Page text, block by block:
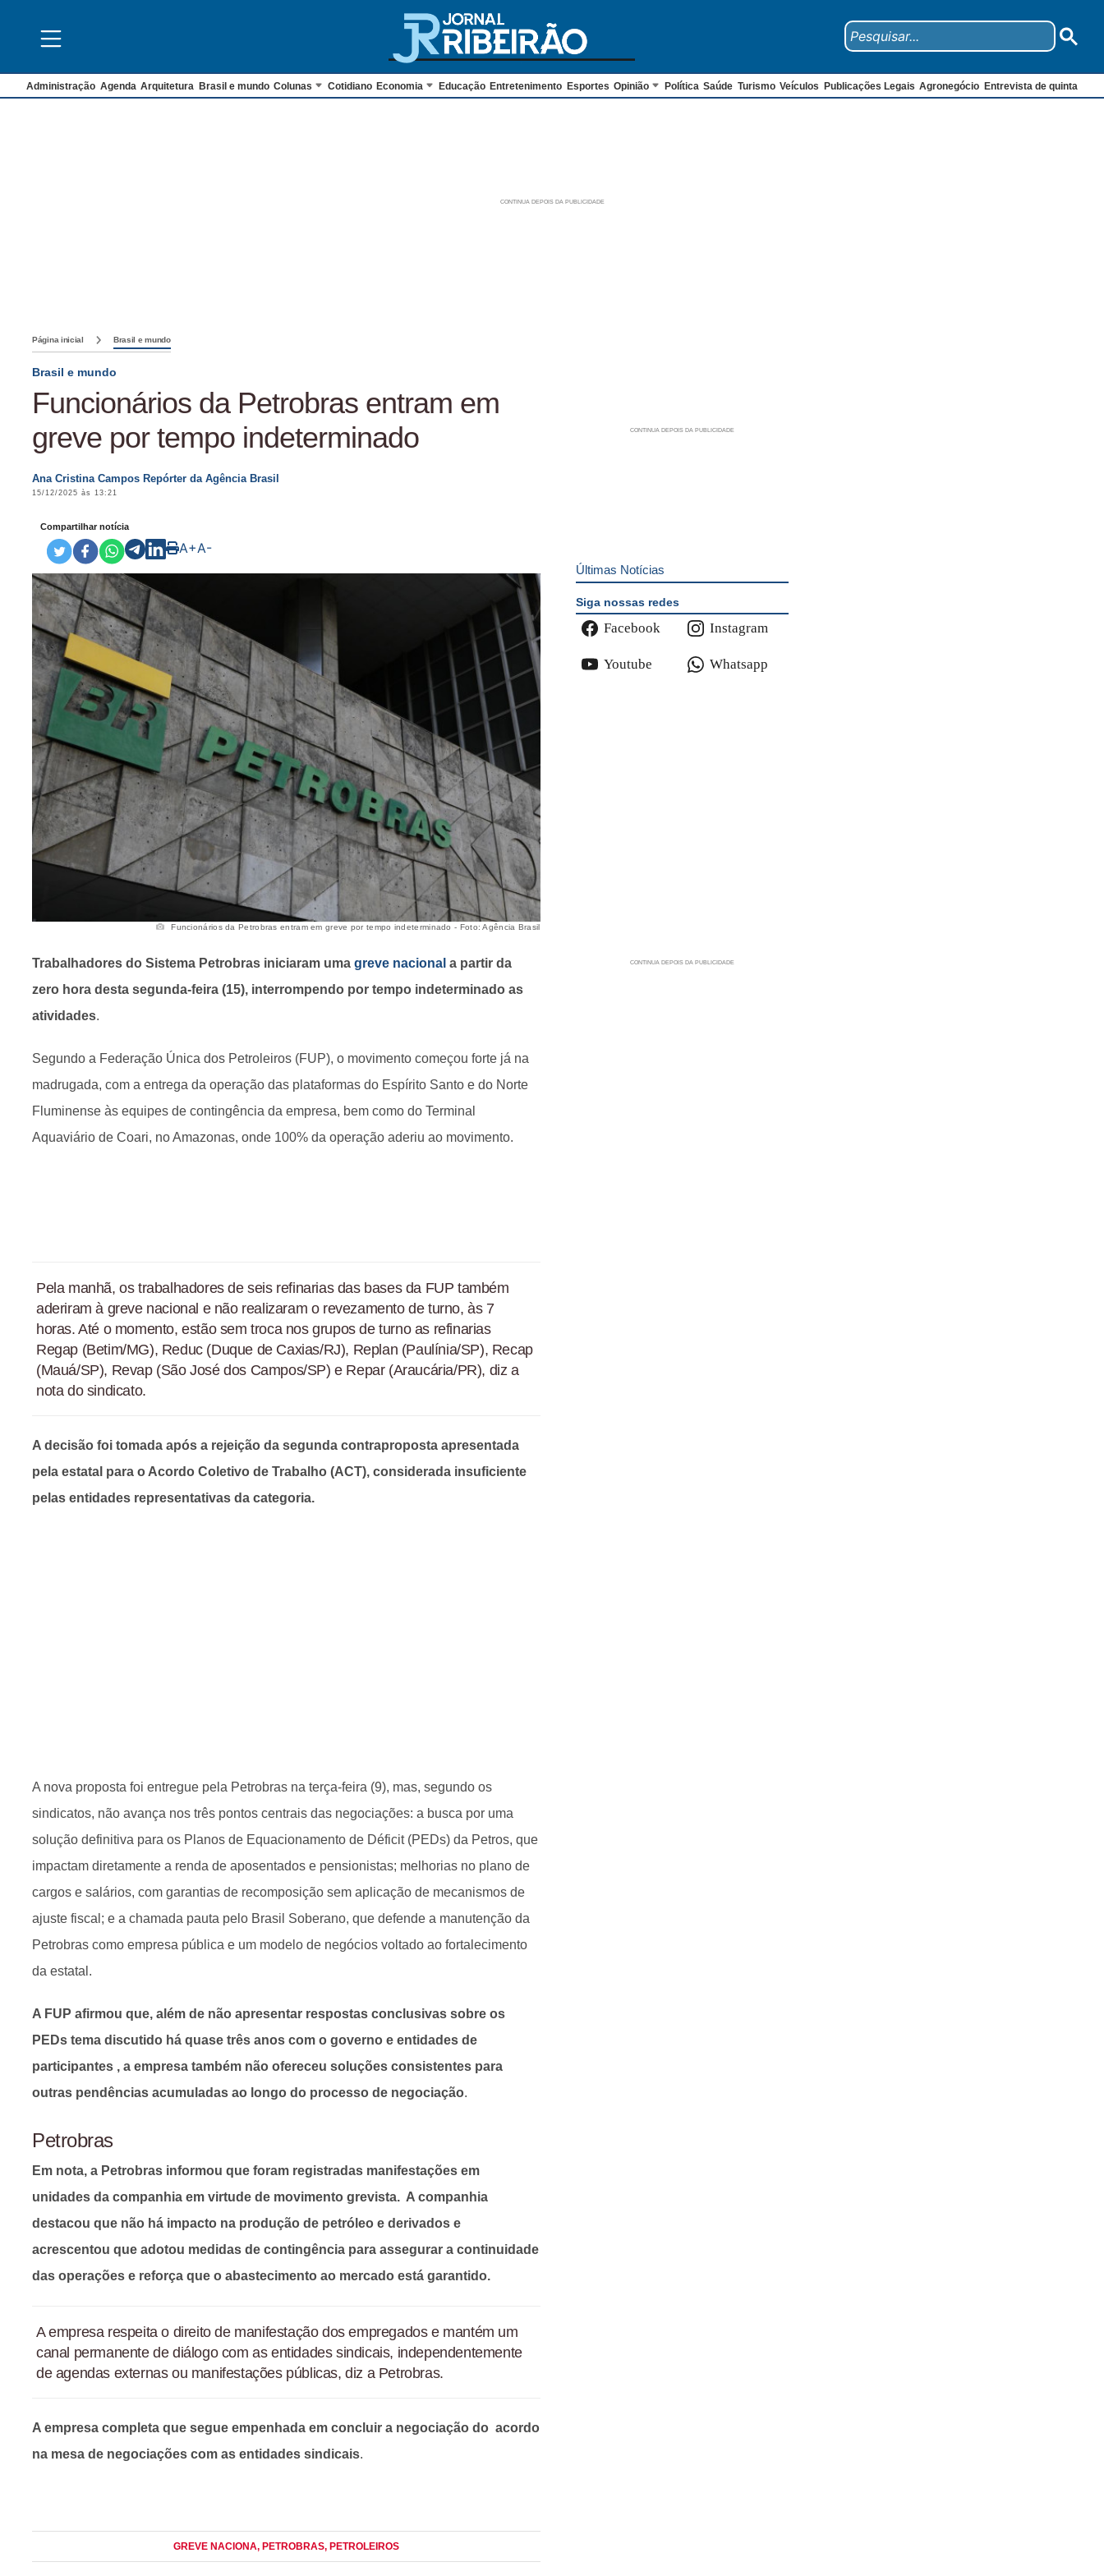
Administração Agenda Arquitetura Brasil e mundo Colunas Cotidiano Economia Educação Entretenimento Esportes Opinião Política Saúde Turismo Veículos Publicações Legais Agronegócio Entrevista de quinta
Página inicial Brasil e mundo
Brasil e mundo
Funcionários da Petrobras entram em
greve por tempo indeterminado
Ana Cristina Campos Repórter da Agência Brasil
15/12/2025 às 13:21
Compartilhar notícia
A+A-
Funcionários da Petrobras entram em greve por tempo indeterminado - Foto: Agência Brasil
Trabalhadores do Sistema Petrobras iniciaram uma greve nacional a partir da
zero hora desta segunda-feira (15), interrompendo por tempo indeterminado as
atividades.
Segundo a Federação Única dos Petroleiros (FUP), o movimento começou forte já na
madrugada, com a entrega da operação das plataformas do Espírito Santo e do Norte
Fluminense às equipes de contingência da empresa, bem como do Terminal
Aquaviário de Coari, no Amazonas, onde 100% da operação aderiu ao movimento.
Pela manhã, os trabalhadores de seis refinarias das bases da FUP também
aderiram à greve nacional e não realizaram o revezamento de turno, às 7
horas. Até o momento, estão sem troca nos grupos de turno as refinarias
Regap (Betim/MG), Reduc (Duque de Caxias/RJ), Replan (Paulínia/SP), Recap
(Mauá/SP), Revap (São José dos Campos/SP) e Repar (Araucária/PR), diz a
nota do sindicato.
A decisão foi tomada após a rejeição da segunda contraproposta apresentada
pela estatal para o Acordo Coletivo de Trabalho (ACT), considerada insuficiente
pelas entidades representativas da categoria.
A nova proposta foi entregue pela Petrobras na terça-feira (9), mas, segundo os
sindicatos, não avança nos três pontos centrais das negociações: a busca por uma
solução definitiva para os Planos de Equacionamento de Déficit (PEDs) da Petros, que
impactam diretamente a renda de aposentados e pensionistas; melhorias no plano de
cargos e salários, com garantias de recomposição sem aplicação de mecanismos de
ajuste fiscal; e a chamada pauta pelo Brasil Soberano, que defende a manutenção da
Petrobras como empresa pública e um modelo de negócios voltado ao fortalecimento
da estatal.
A FUP afirmou que, além de não apresentar respostas conclusivas sobre os
PEDs tema discutido há quase três anos com o governo e entidades de
participantes , a empresa também não ofereceu soluções consistentes para
outras pendências acumuladas ao longo do processo de negociação.
Petrobras
Em nota, a Petrobras informou que foram registradas manifestações em
unidades da companhia em virtude de movimento grevista. A companhia
destacou que não há impacto na produção de petróleo e derivados e
acrescentou que adotou medidas de contingência para assegurar a continuidade
das operações e reforça que o abastecimento ao mercado está garantido.
A empresa respeita o direito de manifestação dos empregados e mantém um
canal permanente de diálogo com as entidades sindicais, independentemente
de agendas externas ou manifestações públicas, diz a Petrobras.
A empresa completa que segue empenhada em concluir a negociação do acordo
na mesa de negociações com as entidades sindicais.
GREVE NACIONA, PETROBRAS, PETROLEIROS
Últimas Notícias
Siga nossas redes
Facebook Instagram
Youtube Whatsapp